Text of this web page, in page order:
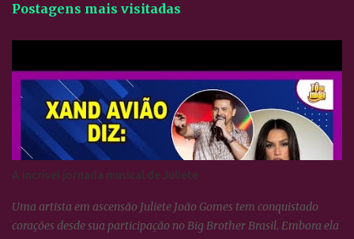
Postagens mais visitadas
A incrível jornada musical de Juliete
Uma artista em ascensão Juliete João Gomes tem conquistado
corações desde sua participação no Big Brother Brasil. Embora ela